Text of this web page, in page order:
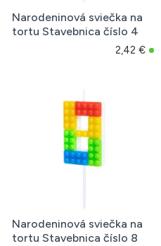
Narodeninová sviečka na
tortu Stavebnica číslo 4
2,42 €
Narodeninová sviečka na
tortu Stavebnica číslo 8